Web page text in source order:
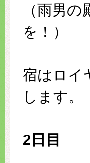
（雨男
を！）
宿はロイ
します。
2日目